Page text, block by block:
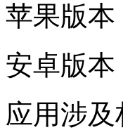
苹果版本
安卓版本
应用涉及